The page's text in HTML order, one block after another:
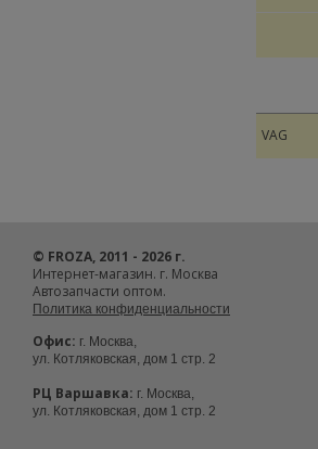
VAG
© FROZA, 2011 - 2026 г.
Интернет-магазин. г. Москва
Автозапчасти оптом.
Политика конфиденциальности
Офис: г. Москва,
ул. Котляковская, дом 1 стр. 2
РЦ Варшавка: г. Москва,
ул. Котляковская, дом 1 стр. 2